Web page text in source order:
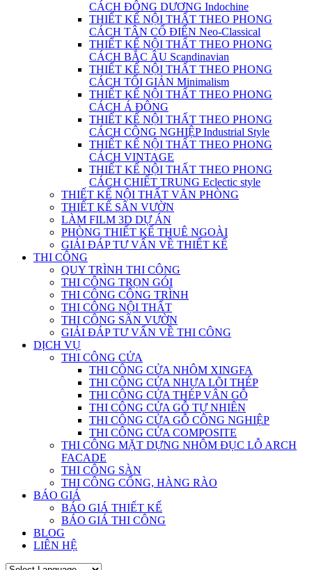
CÁCH ĐÔNG DƯƠNG Indochine
THIẾT KẾ NỘI THẤT THEO PHONG
CÁCH TÂN CỔ ĐIỂN Neo-Classical
THIẾT KẾ NỘI THẤT THEO PHONG
CÁCH BẮC ÂU Scandinavian
THIẾT KẾ NỘI THẤT THEO PHONG
CÁCH TỐI GIẢN Minimalism
THIẾT KẾ NỘI THẤT THEO PHONG
CÁCH Á ĐÔNG
THIẾT KẾ NỘI THẤT THEO PHONG
CÁCH CÔNG NGHIỆP Industrial Style
THIẾT KẾ NỘI THẤT THEO PHONG
CÁCH VINTAGE
THIẾT KẾ NỘI THẤT THEO PHONG
CÁCH CHIẾT TRUNG Eclectic style
THIẾT KẾ NỘI THẤT VĂN PHÒNG
THIẾT KẾ SÂN VƯỜN
LÀM FILM 3D DỰ ÁN
PHÒNG THIẾT KẾ THUÊ NGOÀI
GIẢI ĐÁP TƯ VẤN VỀ THIẾT KẾ
THI CÔNG
QUY TRÌNH THI CÔNG
THI CÔNG TRỌN GÓI
THI CÔNG CÔNG TRÌNH
THI CÔNG NỘI THẤT
THI CÔNG SÂN VƯỜN
GIẢI ĐÁP TƯ VẤN VỀ THI CÔNG
DỊCH VỤ
THI CÔNG CỬA
THI CÔNG CỬA NHÔM XINGFA
THI CÔNG CỬA NHỰA LÕI THÉP
THI CÔNG CỬA THÉP VÂN GỖ
THI CÔNG CỬA GỖ TỰ NHIÊN
THI CÔNG CỬA GỖ CÔNG NGHIỆP
THI CÔNG CỬA COMPOSITE
THI CÔNG MẶT DỰNG NHÔM ĐỤC LỖ ARCH
FACADE
THI CÔNG SÀN
THI CÔNG CỔNG, HÀNG RÀO
BÁO GIÁ
BÁO GIÁ THIẾT KẾ
BÁO GIÁ THI CÔNG
BLOG
LIÊN HỆ